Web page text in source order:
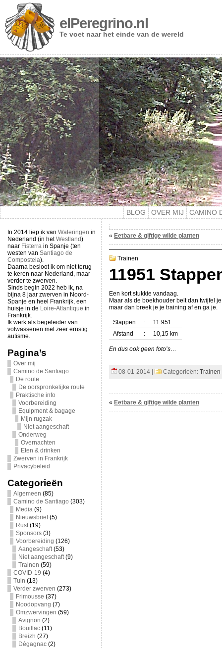
elPeregrino.nl
Te voet naar het einde van de wereld
BLOG OVER MIJ CAMINO
In 2014 liep ik van Wateringen in
Nederland (in hetWestland)
naar Fisterrain Spanje (ten
westen van Santiago de
Compostela).
Daarna besloot ik om niet terug
te keren naar Nederland, maar
verder te zwerven.
Sinds begin 2022 heb ik, na
bijna 8 jaar zwerven in Noord-
Spanje en heel Frankrijk, een
huisje in de Loire-Atlantique in
Frankrijk.
Ik werk als begeleider van
volwassenen met zeer ernstig
autisme.
Pagina’s
Over mij
Camino de Santiago
De route
De oorspronkelijke route
Praktische info
Voorbereiding
Equipment & bagage
Mijn rugzak
Niet aangeschaft
Onderweg
Overnachten
Eten & drinken
Zwerven in Frankrijk
Privacybeleid
Categorieën
Algemeen (85)
Camino de Santiago (303)
Media(9)
Nieuwsbrief(5)
Rust(19)
Sponsors(3)
Voorbereiding (126)
Aangeschaft(53)
Niet aangeschaft(9)
Trainen (59)
COVID-19 (4)
Tuin (13)
Verder zwerven (273)
Frimousse (37)
Noodopvang (7)
Omzwervingen (59)
Avignon (2)
Bouillac(11)
Breizh (27)
Dégagnac(2)
« Eetbare & giftige wilde planten
Trainen
11951
Een kort stukkie vandaag.
Maar als de boekhouder belt dan twijfel
maar dan breek je je training af en ga je.
Stappen :
11.951
Afstand
: 10,15 km
En dus ook geen foto’s…
08-01-2014 | Categorieën: Trainen
« Eetbare & giftige wilde planten